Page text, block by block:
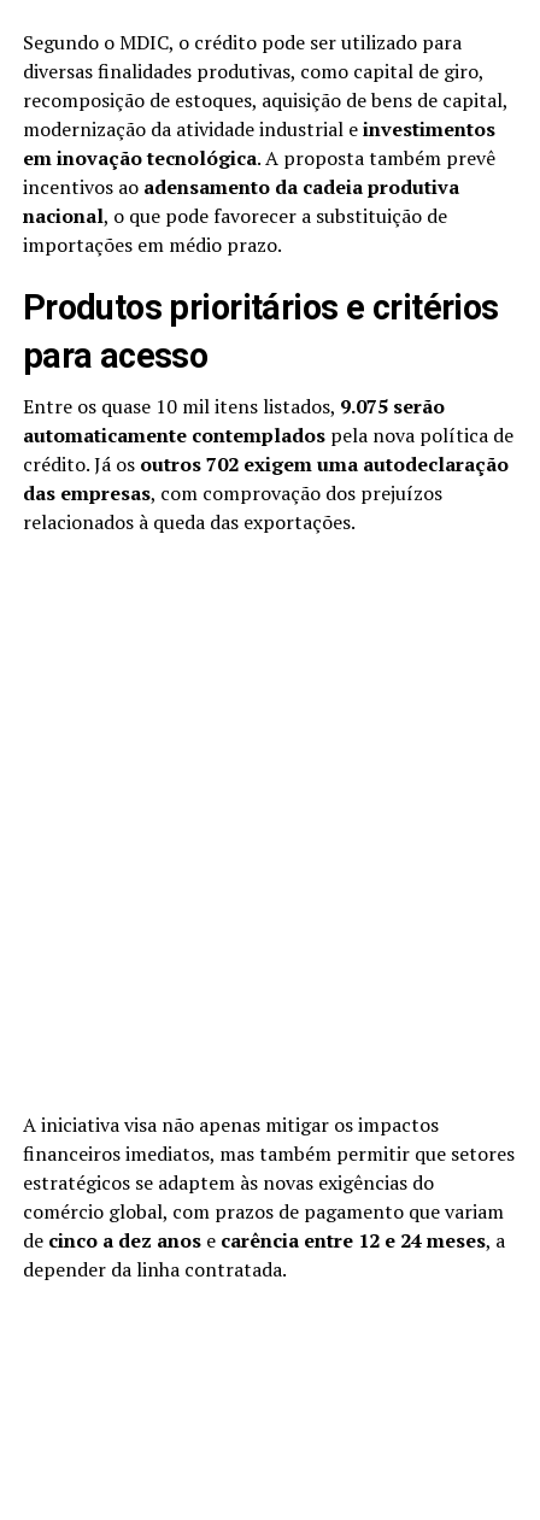
Segundo o MDIC, o crédito pode ser utilizado para
diversas finalidades produtivas, como capital de giro,
recomposição de estoques, aquisição de bens de capital,
modernização da atividade industrial einvestimentos
em inovação tecnológica. A proposta também prevê
incentivos ao adensamento da cadeia produtiva
nacional, o que pode favorecer a substituição de
importações em médio prazo.
Produtos prioritários e critérios
para acesso
Entre os quase 10 mil itens listados, 9.075 serão
automaticamente contempladospela nova política de
crédito. Já os outros 702 exigem uma autodeclaração
das empresas, com comprovação dos prejuízos
relacionados à queda das exportações.
A iniciativa visa não apenas mitigar os impactos
financeiros imediatos, mas também permitir que setores
estratégicos se adaptem às novas exigências do
comércio global, com prazos de pagamento que variam
de cinco a dez anose carência entre 12 e 24 meses, a
depender da linha contratada.